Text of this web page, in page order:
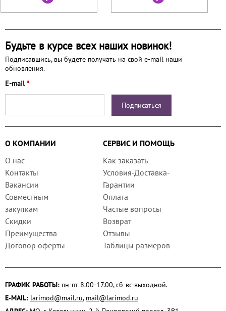
Будьте в курсе всех наших новинок!
Подписавшись, вы будете получать на свой e-mail наши
обновления.
E-mail*
О КОМПАНИИ
СЕРВИС И ПОМОЩЬ
О нас
Контакты
Вакансии
Совместным
закупкам
Скидки
Преимущества
Договор оферты
Как заказать
Условия-Доставка-
Гарантии
Оплата
Частые вопросы
Возврат
Отзывы
Таблицы размеров
ГРАФИК РАБОТЫ: пн-пт 8.00-17.00, сб-вс-выходной.
E-MAIL: larimod@mail.ru, mail@larimod.ru